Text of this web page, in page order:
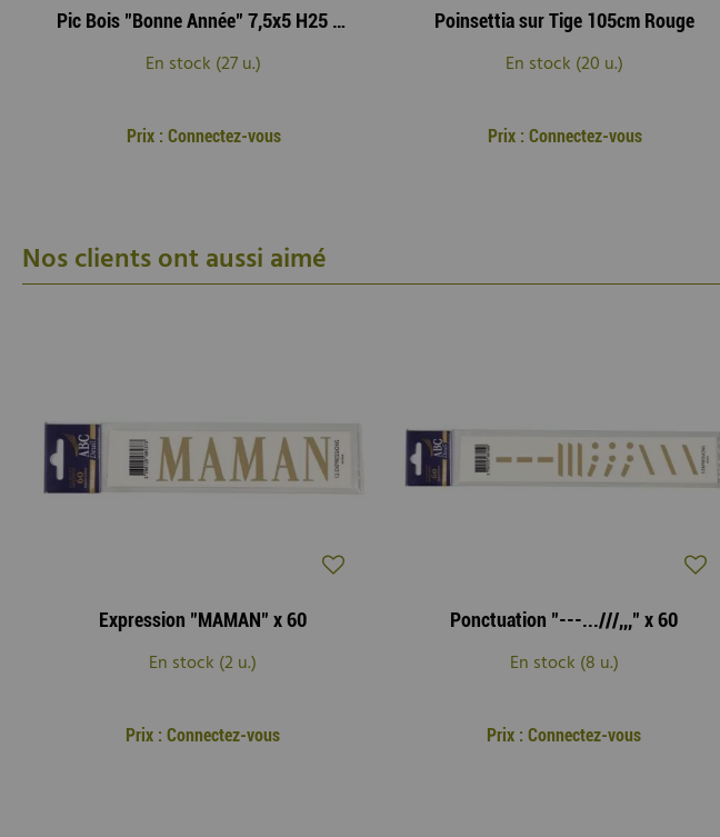
Pic Bois "Bonne Année" 7,5x5 H25 ass ( x 12 )
En stock (27 u.)
Prix : Connectez-vous
Poinsettia sur Tige 105cm Rouge
En stock (20 u.)
Prix : Connectez-vous
Nos clients ont aussi aimé
Expression "MAMAN" x 60
En stock (2 u.)
Prix : Connectez-vous
Ponctuation "---...///,,," x 60
En stock (8 u.)
Prix : Connectez-vous